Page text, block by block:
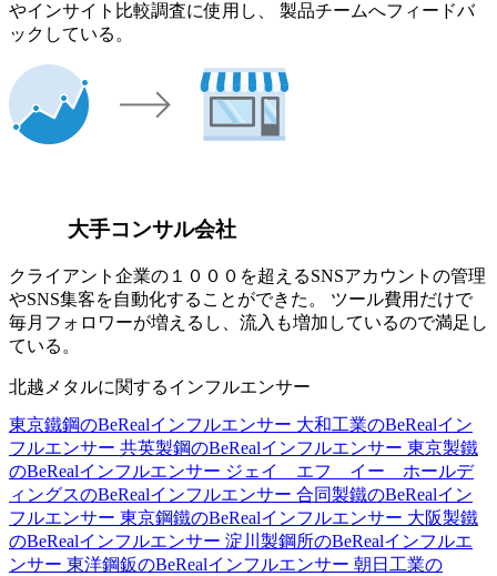
やインサイト比較調査に使用し、 製品チームへフィードバ
ックしている。
大手コンサル会社
クライアント企業の１０００を超えるSNSアカウントの管理
やSNS集客を自動化することができた。 ツール費用だけで
毎月フォロワーが増えるし、流入も増加しているので満足し
ている。
北越メタルに関するインフルエンサー
東京鐵鋼のBeRealインフルエンサー 大和工業のBeRealイン
フルエンサー 共英製鋼のBeRealインフルエンサー 東京製鐵
のBeRealインフルエンサー ジェイ エフ イー ホールデ
ィングスのBeRealインフルエンサー 合同製鐵のBeRealイン
フルエンサー 東京鋼鐵のBeRealインフルエンサー 大阪製鐵
のBeRealインフルエンサー 淀川製鋼所のBeRealインフルエ
ンサー 東洋鋼鈑のBeRealインフルエンサー 朝日工業の